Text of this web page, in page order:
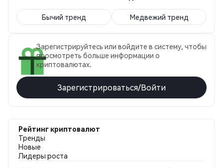
Бычий тренд Медвежий тренд
Зарегистрируйтесь или войдите в систему, чтобы
просмотреть больше информации о
криптовалютах.
Зарегистрироваться/Войти
Рейтинг криптовалют
Тренды
Новые
Лидеры роста